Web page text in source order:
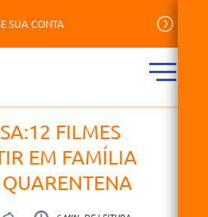
SUA CONTA
FILMES
EM FAMÍLIA